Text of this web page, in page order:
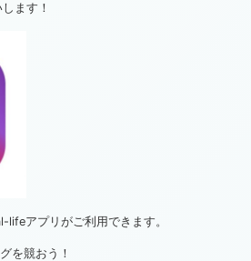
ます！
アプリがご利用できます。
を競おう！